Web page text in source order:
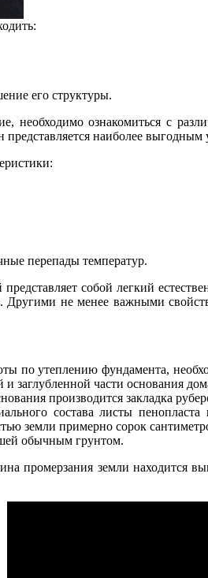
его структуры.
необходимо ознакомиться с
наиболее выгодным
перепады температур.
собой легкий
Другими не менее важными
по утеплению фундамента,
заглубленной части основания
производится закладка
состава листы
земли примерно сорок
обычным грунтом.
промерзания земли находится